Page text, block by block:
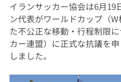
イランサッカー協会は6月19
ン代表がワールドカップ（
た不公正な移動・行程制限
カー連盟）に正式な抗議を
しました。